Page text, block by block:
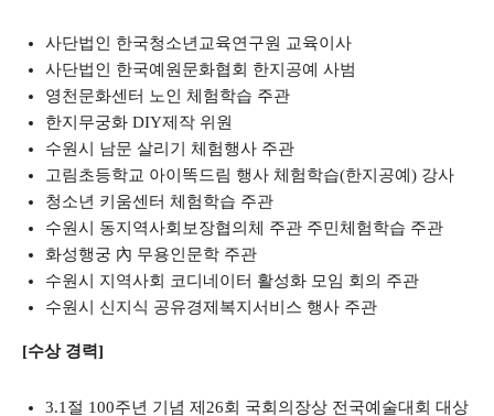
사단법인 한국청소년교육연구원 교육이사
사단법인 한국예원문화협회 한지공예 사범
영천문화센터 노인 체험학습 주관
한지무궁화 DIY제작 위원
수원시 남문 살리기 체험행사 주관
고림초등학교 아이똑드림 행사 체험학습(한지공예) 강사
청소년 키움센터 체험학습 주관
수원시 동지역사회보장협의체 주관 주민체험학습 주관
화성행궁 內 무용인문학 주관
수원시 지역사회 코디네이터 활성화 모임 회의 주관
수원시 신지식 공유경제복지서비스 행사 주관
[수상 경력]
3.1절 100주년 기념 제26회 국회의장상 전국예술대회 대상